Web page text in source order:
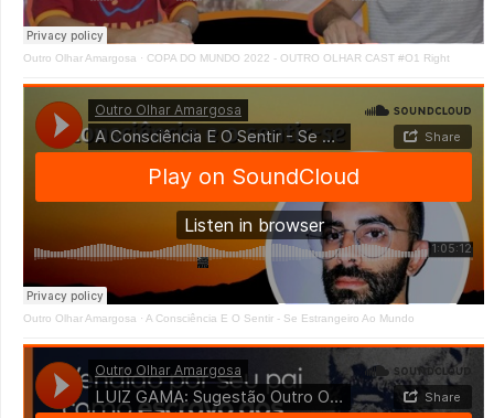
Outro Olhar Amargosa · COPA DO MUNDO 2022 - OUTRO OLHAR CAST #O1 Right
Outro Olhar Amargosa · A Consciência E O Sentir - Se Estrangeiro Ao Mundo